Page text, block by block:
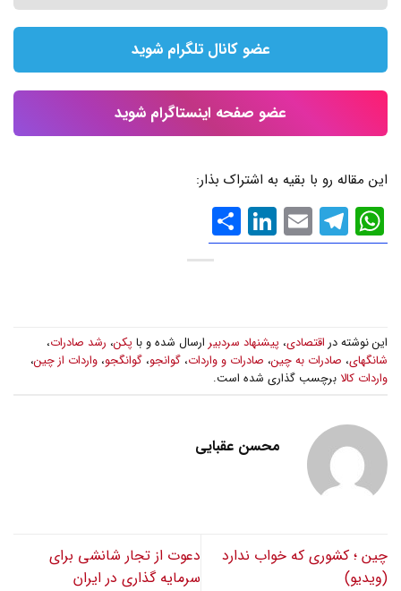
عضو کانال تلگرام شوید
عضو صفحه اینستاگرام شوید
این مقاله رو با بقیه به اشتراک بذار:
WhatsApp
Telegram
Email
LinkedIn
گذاری
این نوشته در اقتصادی، پیشنهاد سردبیر ارسال شده و با پکن، رشد صادرات،
شانگهای، صادرات به چین، صادرات و واردات، گوانجو، گوانگجو، واردات از چین،
واردات کالا برچسب گذاری شده است.
محسن عقبایی
چین ؛ کشوری که خواب ندارد
(ویدیو)
دعوت از تجار شانشی برای
سرمایه گذاری در ایران